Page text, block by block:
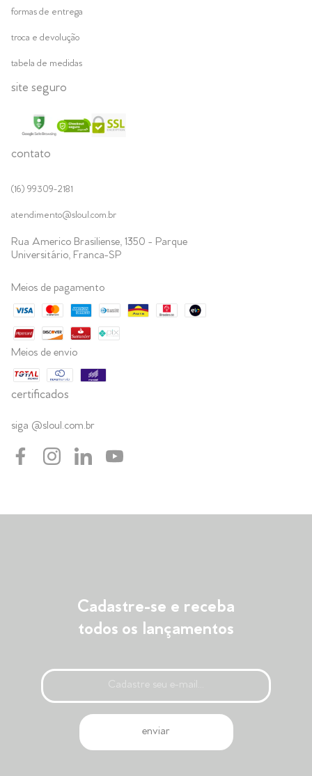
formas de entrega
troca e devolução
tabela de medidas
site seguro
contato
(16) 99309-2181
atendimento@sloul.com.br
Rua Americo Brasiliense, 1350 - Parque
Universitário, Franca-SP
Meios de pagamento
Meios de envio
certificados
siga @sloul.com.br
Cadastre-se e receba
todos os lançamentos